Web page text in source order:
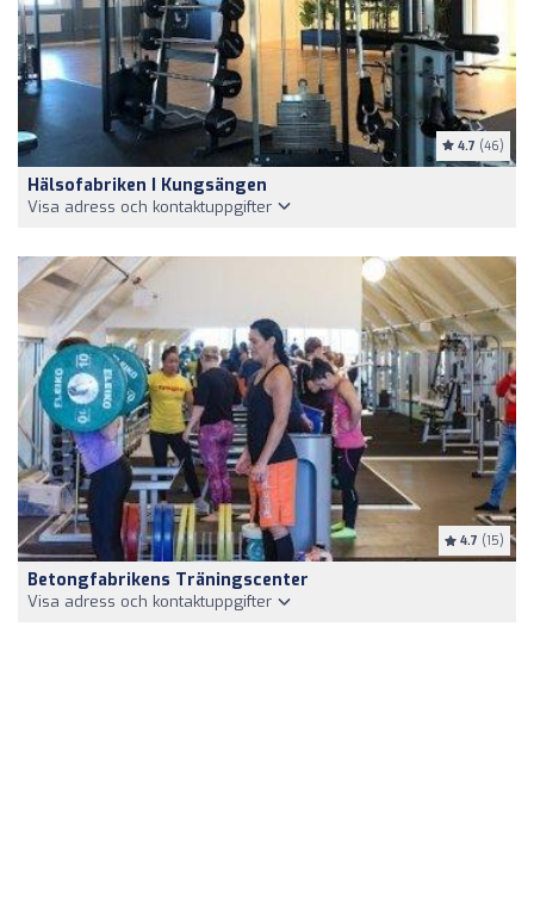
4.7 (46)
Hälsofabriken I Kungsängen
Visa adress och kontaktuppgifter
4.7 (15)
Betongfabrikens Träningscenter
Visa adress och kontaktuppgifter